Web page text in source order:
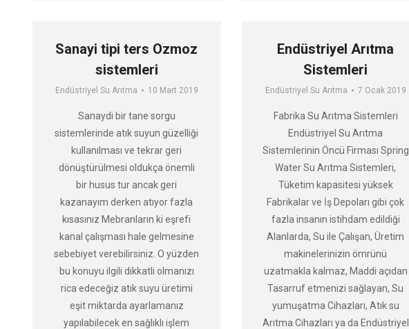
Sanayi tipi ters Ozmoz
sistemleri
Endüstriyel Su Arıtma 10 Mart 2019
Sanaydi bir tane sorgu
sistemlerinde atık suyun güzelliği
kullanılması ve tekrar geri
dönüştürülmesi oldukça önemli
bir husus tur ancak geri
kazanayım derken atıyor fazla
kısasınız Mebranların ki eşrefi
kanal çalışması hale gelmesine
sebebiyet verebilirsiniz. O yüzden
bu konuyu ilgili dikkatli olmanızı
rica edeceğiz atık suyu üretimi
eşit miktarda ayarlamanız
yapılabilecek en sağlıklı işlem
Endüstriyel Arıtma
Sistemleri
Endüstriyel Su Arıtma 7 Ocak 2019
Fabrika Su Arıtma Sistemleri
Endüstriyel Su Arıtma
Sistemlerinin Öncü Firması Spring
Water Su Arıtma Sistemleri,
Tüketim kapasitesi yüksek
Fabrikalar ve İş Depoları gibi çok
fazla insanın istihdam edildiği
Alanlarda, Su ile Çalışan, Üretim
makinelerinizin ömrünü
uzatmakla kalmaz, Maddi açıdan
Tasarruf etmenizi sağlayan, Su
yumuşatma Cihazları, Atık su
Arıtma Cihazları ya da Endüstriyel